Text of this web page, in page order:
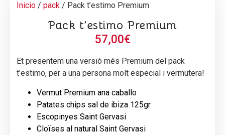
Inicio / pack / Pack t’estimo Premium
Pack t’estimo Premium
57,00€
Et presentem una versió més Premium del pack
t’estimo, per a una persona molt especial i vermutera!
Vermut Premium ana caballo
Patates chips sal de ibiza 125gr
Escopinyes Saint Gervasi
Cloïses al natural Saint Gervasi